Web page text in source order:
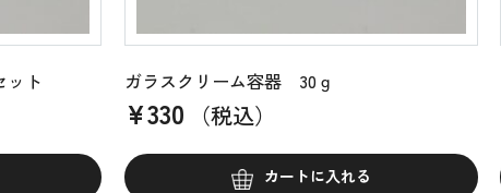
ット ガラスクリーム容器 30ｇ
¥330 （税込）
カートに入れる